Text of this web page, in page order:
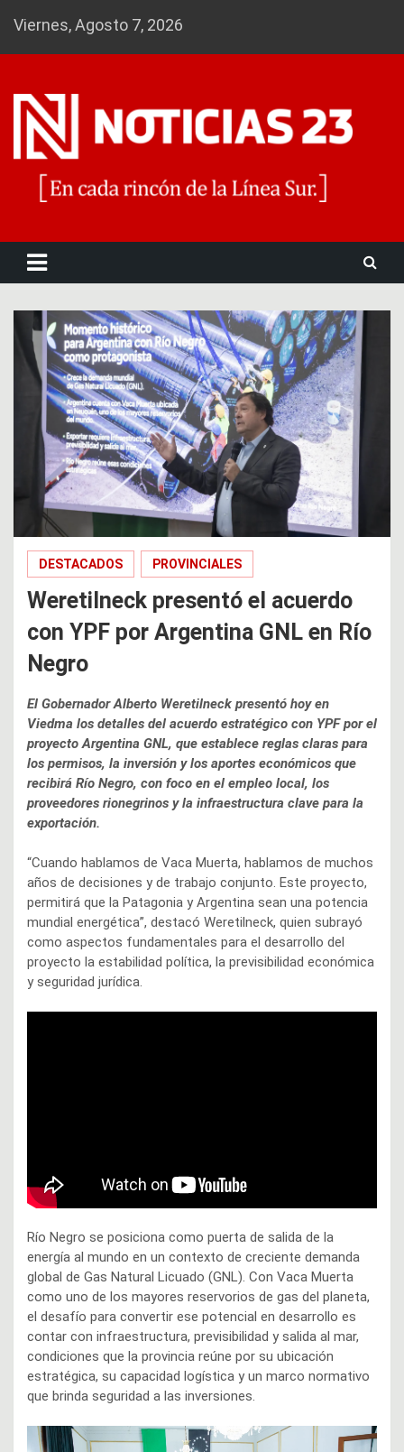
Viernes, Agosto 7, 2026
DESTACADOS PROVINCIALES
Weretilneck presentó el acuerdo
con YPF por Argentina GNL en Río
Negro
El Gobernador Alberto Weretilneck presentó hoy en
Viedma los detalles del acuerdo estratégico con YPF por el
proyecto Argentina GNL, que establece reglas claras para
los permisos, la inversión y los aportes económicos que
recibirá Río Negro, con foco en el empleo local, los
proveedores rionegrinos y la infraestructura clave para la
exportación.
“Cuando hablamos de Vaca Muerta, hablamos de muchos
años de decisiones y de trabajo conjunto. Este proyecto,
permitirá que la Patagonia y Argentina sean una potencia
mundial energética”, destacó Weretilneck, quien subrayó
como aspectos fundamentales para el desarrollo del
proyecto la estabilidad política, la previsibilidad económica
y seguridad jurídica.
Río Negro se posiciona como puerta de salida de la
energía al mundo en un contexto de creciente demanda
global de Gas Natural Licuado (GNL). Con Vaca Muerta
como uno de los mayores reservorios de gas del planeta,
el desafío para convertir ese potencial en desarrollo es
contar con infraestructura, previsibilidad y salida al mar,
condiciones que la provincia reúne por su ubicación
estratégica, su capacidad logística y un marco normativo
que brinda seguridad a las inversiones.